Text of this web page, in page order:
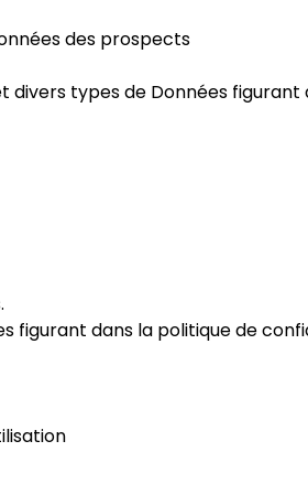
des prospects
types de Données
figurant dans la politique de